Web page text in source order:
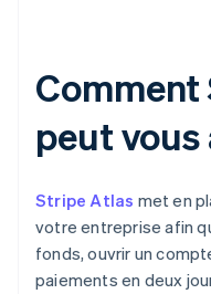
peut vous
Stripe Atlas met en
votre entreprise afin
fonds, ouvrir un
paiements en deux